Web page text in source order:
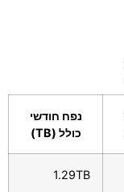
נפח חודשי
כולל (TB)
1.29TB